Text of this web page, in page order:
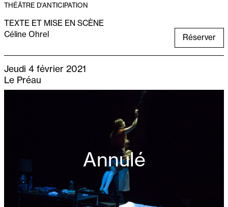
THÉÂTRE D’ANTICIPATION
TEXTE ET MISE EN SCÈNE
Céline Ohrel
Réserver
Jeudi 4 février 2021
Le Préau
Annulé